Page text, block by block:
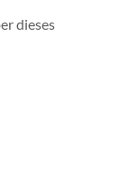
dieses